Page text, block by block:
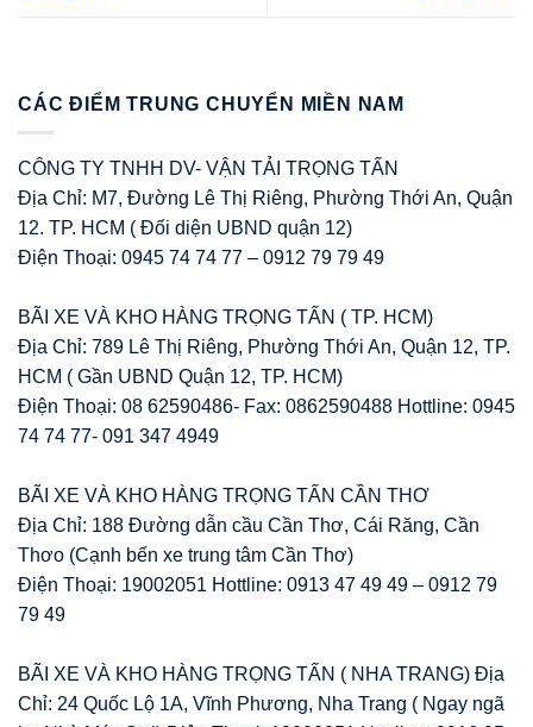
CÁC ĐIỂM TRUNG CHUYỂN MIỀN NAM
CÔNG TY TNHH DV- VẬN TẢI TRỌNG TẤN
Địa Chỉ: M7, Đường Lê Thị Riêng, Phường Thới An, Quận
12. TP. HCM ( Đối diện UBND quận 12)
Điện Thoại: 0945 74 74 77 – 0912 79 79 49
BÃI XE VÀ KHO HÀNG TRỌNG TẤN ( TP. HCM)
Địa Chỉ: 789 Lê Thị Riêng, Phường Thới An, Quận 12, TP.
HCM ( Gần UBND Quận 12, TP. HCM)
Điện Thoại: 08 62590486- Fax: 0862590488 Hottline: 0945
74 74 77- 091 347 4949
BÃI XE VÀ KHO HÀNG TRỌNG TẤN CẦN THƠ
Địa Chỉ: 188 Đường dẫn cầu Cần Thơ, Cái Răng, Cần
Thơo (Cạnh bến xe trung tâm Cần Thơ)
Điện Thoại: 19002051 Hottline: 0913 47 49 49 – 0912 79
79 49
BÃI XE VÀ KHO HÀNG TRỌNG TẤN ( NHA TRANG) Địa
Chỉ: 24 Quốc Lộ 1A, Vĩnh Phương, Nha Trang ( Ngay ngã